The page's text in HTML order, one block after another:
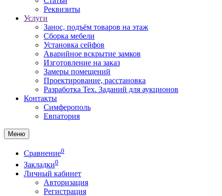
Реквизиты
Услуги
Занос, подъём товаров на этаж
Сборка мебели
Установка сейфов
Аварийное вскрытие замков
Изготовление на заказ
Замеры помещений
Проектирование, расстановка
Разработка Тех. Заданий для аукционов
Контакты
Симферополь
Евпатория
Меню
Сравнение0
Закладки0
Личный кабинет
Авторизация
Регистрация